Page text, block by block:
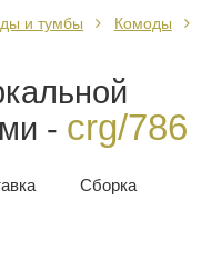
и тумбы
Комоды
- crg/786
Сборка